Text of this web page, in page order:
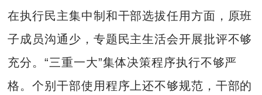
在执行民主集中制和干部选拔任用方面，原班
子成员沟通少，专题民主生活会开展批评不够
充分。“三重一大”集体决策程序执行不够严
格。个别干部使用程序上还不够规范，干部的